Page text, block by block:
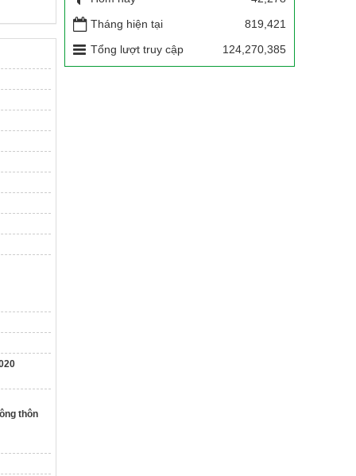
thôn
Tháng hiện tại
819,421
Tổng lượt truy cập
124,270,385